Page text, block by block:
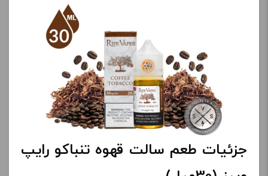
جزئیات طعم سالت قهوه تنباکو رایپ